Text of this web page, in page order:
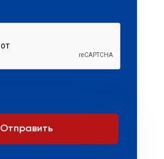
Отправить